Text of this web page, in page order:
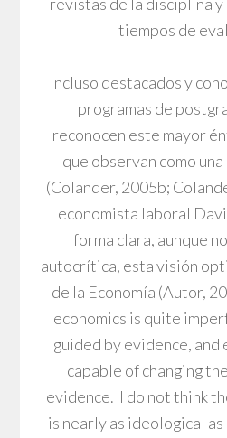
tiempos de
Incluso destacados y
programas de
reconocen este mayor
que observan como
(Colander, 2005b;
economista laboral
forma clara, aunque
autocrítica, esta visión
de la Economía (Autor,
economics is quite
guided by evidence,
capable of changing
evidence. I do not think
is nearly as ideological